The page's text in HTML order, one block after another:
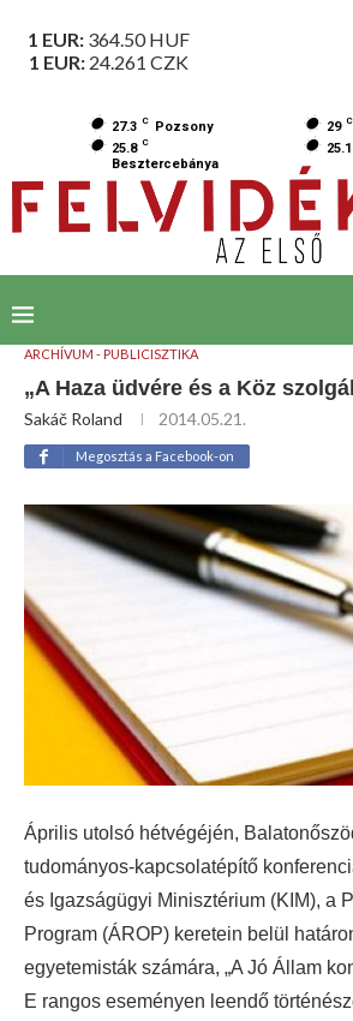
1 EUR: 364.50HUF
1 EUR: 24.261 CZK
27.3 C Pozsony 29 C
25.8 C
Besztercebánya
25.1
ARCHÍVUM - PUBLICISZTIKA
„A Haza üdvére és a Köz
Sakáč Roland 2014.05.21.
Megosztás a Facebook-on
Április utolsó hétvégéjén,
tudományos-kapcsolatépítő
és Igazságügyi Minisztérium (KIM), a
Program (ÁROP) keretein belül
egyetemisták számára, „A Jó Állam
E rangos eseményen leendő